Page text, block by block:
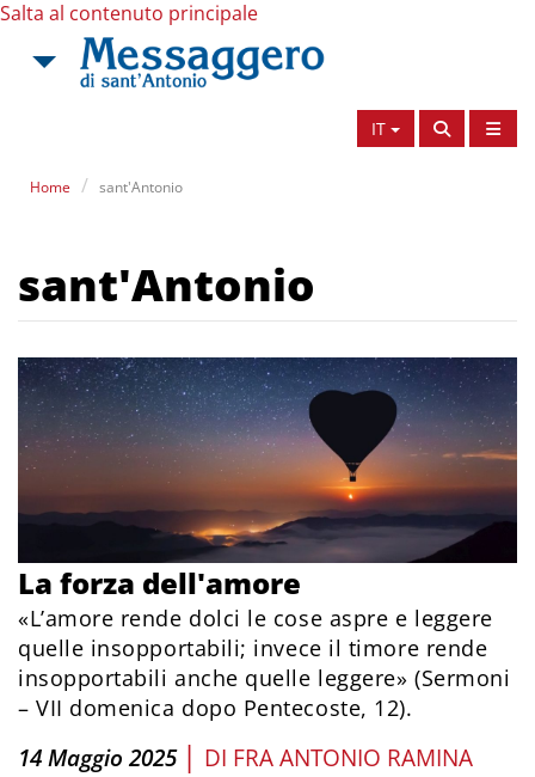
Salta al contenuto principale
IT
Home sant'Antonio
sant'Antonio
La forza dell'amore
«L’amore rende dolci le cose aspre e leggere
quelle insopportabili; invece il timore rende
insopportabili anche quelle leggere» (Sermoni
– VII domenica dopo Pentecoste, 12).
14 Maggio 2025 | DI FRA ANTONIO RAMINA